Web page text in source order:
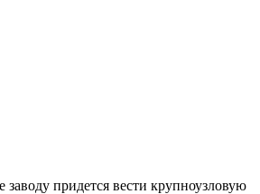
придется вести крупноузловую